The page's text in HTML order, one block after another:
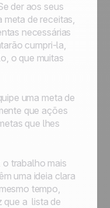
der aos seus
meta de receitas,
necessárias
cumpri-la,
o que muitas
uma meta de
que ações
que lhes
o trabalho mais
uma ideia clara
tempo,
que a lista de